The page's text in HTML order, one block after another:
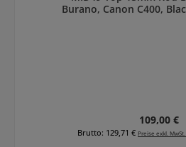
Burano, Canon C400,
Regulärer
109,00 €
Brutto: 129,71 € Preise exkl.